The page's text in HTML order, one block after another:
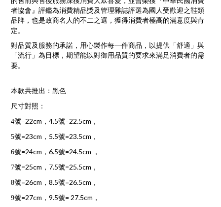
者協會』評鑑為消費精品獎及管理雜誌評選為國人受歡迎之鞋類
品牌，也是政商名人的不二之選，獲得消費者極高的滿意度與肯
定。
對品質及服務的承諾，用心製作每一件商品，以提供「舒適」與
「流行」為目標，期望能以對御用品質的要求來滿足消費者的需
要。
本款共推出：黑色
尺寸對照：
4號=22cm ， 4.5號=22.5cm ，
5號=23cm ， 5.5號=23.5cm ，
6號=24cm ， 6.5號=24.5cm ，
7號=25cm ， 7.5號=25.5cm ，
8號=26cm ， 8.5號=26.5cm ，
9號=27cm ， 9.5號= 27.5cm ，